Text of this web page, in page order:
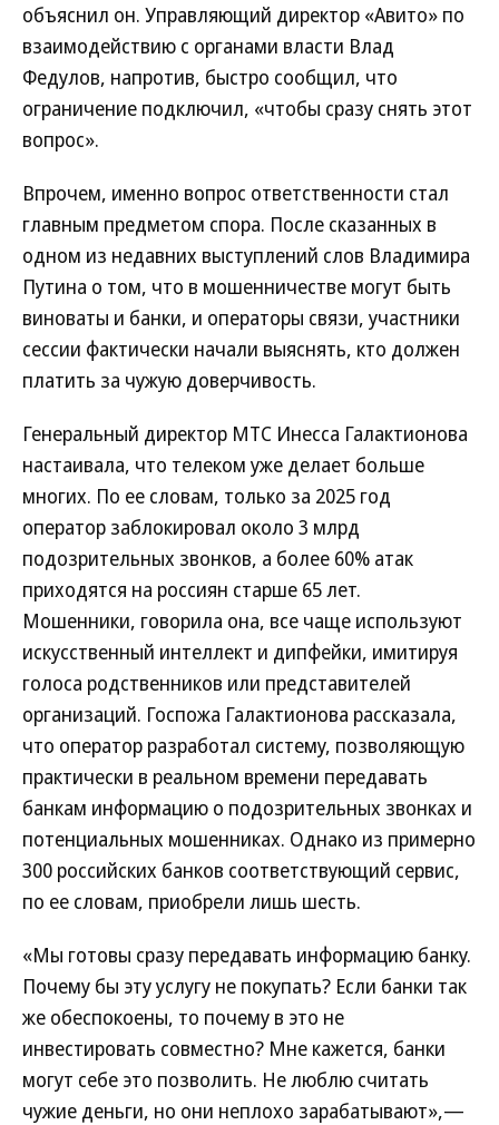
объяснил он. Управляющий директор «Авито» по
взаимодействию с органами власти Влад
Федулов, напротив, быстро сообщил, что
ограничение подключил, «чтобы сразу снять этот
вопрос».
Впрочем, именно вопрос ответственности стал
главным предметом спора. После сказанных в
одном из недавних выступлений слов Владимира
Путина о том, что в мошенничестве могут быть
виноваты и банки, и операторы связи, участники
сессии фактически начали выяснять, кто должен
платить за чужую доверчивость.
Генеральный директор МТС Инесса Галактионова
настаивала, что телеком уже делает больше
многих. По ее словам, только за 2025 год
оператор заблокировал около 3 млрд
подозрительных звонков, а более 60% атак
приходятся на россиян старше 65 лет.
Мошенники, говорила она, все чаще используют
искусственный интеллект и дипфейки, имитируя
голоса родственников или представителей
организаций. Госпожа Галактионова рассказала,
что оператор разработал систему, позволяющую
практически в реальном времени передавать
банкам информацию о подозрительных звонках и
потенциальных мошенниках. Однако из примерно
300 российских банков соответствующий сервис,
по ее словам, приобрели лишь шесть.
«Мы готовы сразу передавать информацию банку.
Почему бы эту услугу не покупать? Если банки так
же обеспокоены, то почему в это не
инвестировать совместно? Мне кажется, банки
могут себе это позволить. Не люблю считать
чужие деньги, но они неплохо зарабатывают»,—